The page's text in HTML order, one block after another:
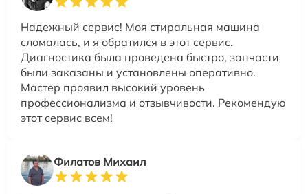
Надежный сервис! Моя стиральная машина
сломалась, и я обратился в этот сервис.
Диагностика была проведена быстро, запчасти
были заказаны и установлены оперативно.
Мастер проявил высокий уровень
профессионализма и отзывчивости. Рекомендую
этот сервис всем!
Филатов Михаил